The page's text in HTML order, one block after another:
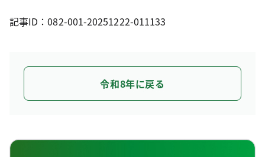
記事ID：082-001-20251222-011133
令和8年に戻る